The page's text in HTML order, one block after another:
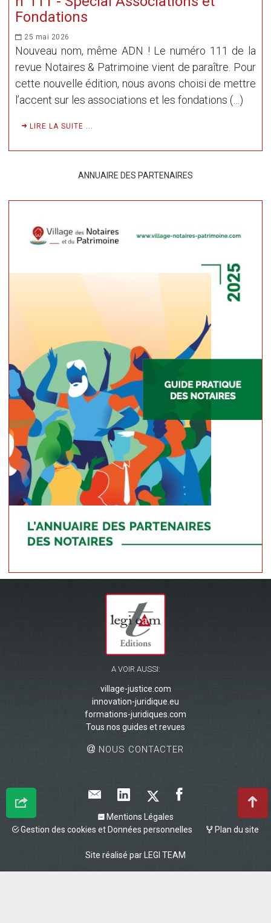
Fondations
25 mai 2026
Nouveau nom, même ADN ! Le numéro 111 de la
revue Notaires & Patrimoine vient de paraître. Pour
cette nouvelle édition, nous avons choisi de mettre
l’accent sur les associations et les fondations (…)
LIRE LA SUITE ...
ANNUAIRE DES PARTENAIRES
A VOIR AUSSI:
village-justice.com
innovation-juridique.eu
formations-juridiques.com
Tous nos guides et revues
NOUS CONTACTER
Mentions Légales
Gestion des cookies et Données personnelles
Plan du site
Site réalisé par LEGI TEAM